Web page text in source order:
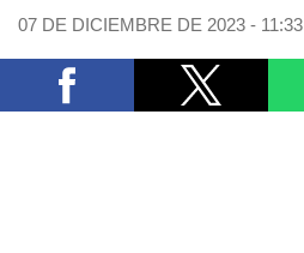
07 DE DICIEMBRE DE 2023 - 11:33